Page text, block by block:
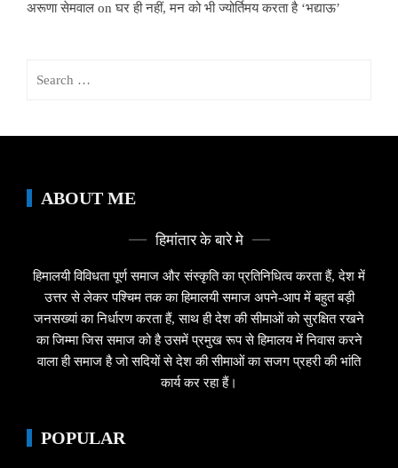
अरूणा सेमवाल onघर ही नहीं, मन को भी ज्योर्तिमय करता है ‘भद्याऊ’
ABOUT ME
हिमांतार के बारे मे
हिमालयी विविधता पूर्ण समाज और संस्कृति का प्रतिनिधित्व करता हैं, देश में
उत्तर से लेकर पश्चिम तक का हिमालयी समाज अपने-आप में बहुत बड़ी
जनसख्यां का निर्धारण करता हैं, साथ ही देश की सीमाओं को सुरक्षित रखने
का जिम्मा जिस समाज को है उसमें प्रमुख रूप से हिमालय में निवास करने
वाला ही समाज है जो सदियों से देश की सीमाओं का सजग प्रहरी की भांति
कार्य कर रहा हैं।
POPULAR